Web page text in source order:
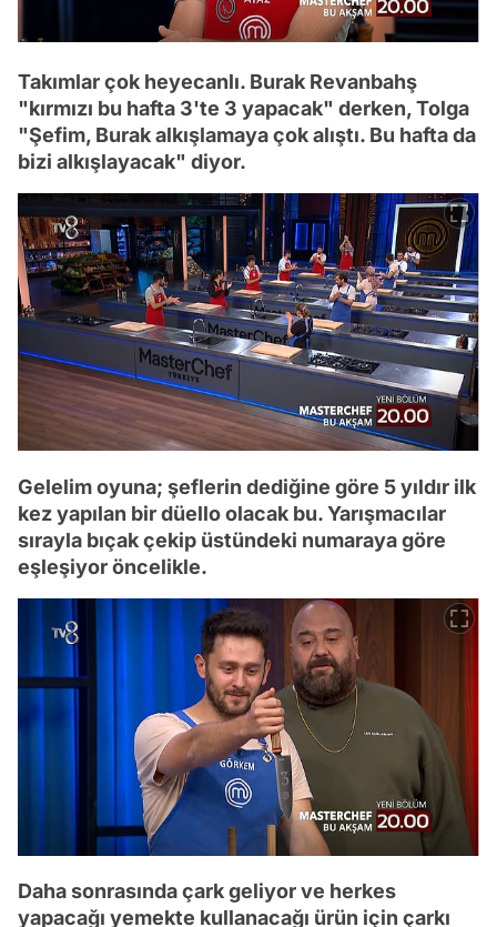
Takımlar çok heyecanlı. Burak Revanbahş
"kırmızı bu hafta 3'te 3 yapacak" derken, Tolga
"Şefim, Burak alkışlamaya çok alıştı. Bu hafta da
bizi alkışlayacak" diyor.
Gelelim oyuna; şeflerin dediğine göre 5 yıldır ilk
kez yapılan bir düello olacak bu. Yarışmacılar
sırayla bıçak çekip üstündeki numaraya göre
eşleşiyor öncelikle.
Daha sonrasında çark geliyor ve herkes
yapacağı yemekte kullanacağı ürün için çarkı